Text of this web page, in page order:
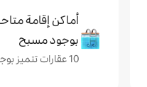
أماكن إقامة
بوجود مسبح
10 عقارات تتميز بوجود مسبح